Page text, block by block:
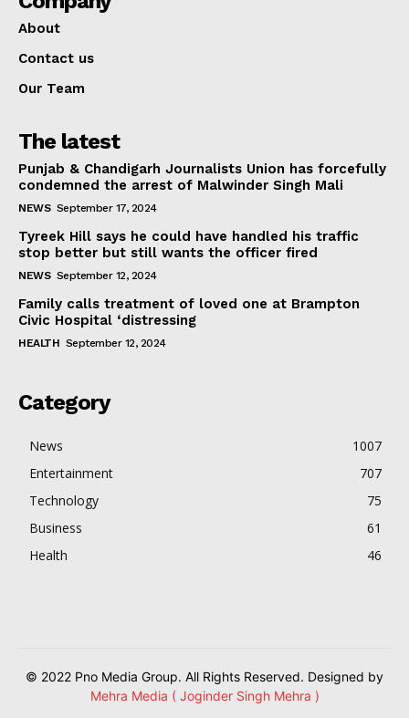
About
Contact us
Our Team
The latest
Punjab & Chandigarh Journalists Union has forcefully
condemned the arrest of Malwinder Singh Mali
NEWS September 17, 2024
Tyreek Hill says he could have handled his traffic
stop better but still wants the officer fired
NEWS September 12, 2024
Family calls treatment of loved one at Brampton
Civic Hospital ‘distressing
HEALTH September 12, 2024
Category
News
1007
Entertainment
707
Technology
75
Business
61
Health
46
© 2022 Pno Media Group. All Rights Reserved. Designed by
Mehra Media ( Joginder Singh Mehra )